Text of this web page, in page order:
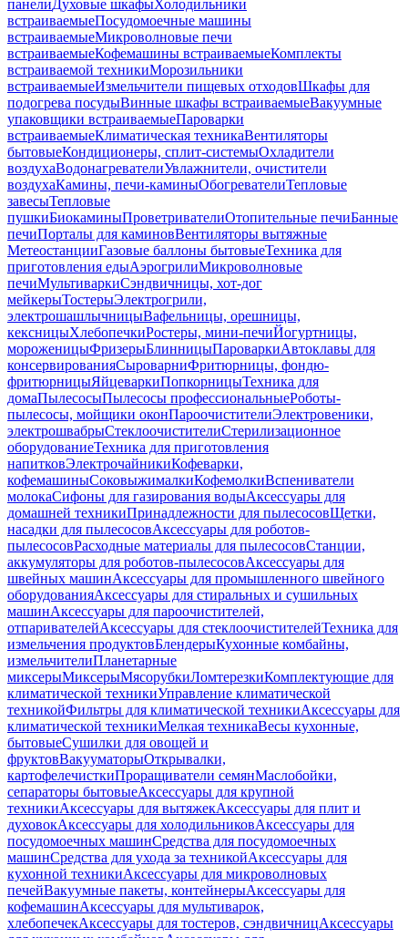
панелиДуховые шкафыХолодильники
встраиваемыеПосудомоечные машины
встраиваемыеМикроволновые печи
встраиваемыеКофемашины встраиваемыеКомплекты
встраиваемой техникиМорозильники
встраиваемыеИзмельчители пищевых отходовШкафы для
подогрева посудыВинные шкафы встраиваемыеВакуумные
упаковщики встраиваемыеПароварки
встраиваемыеКлиматическая техникаВентиляторы
бытовыеКондиционеры, сплит-системыОхладители
воздухаВодонагревателиУвлажнители, очистители
воздухаКамины, печи-каминыОбогревателиТепловые
завесыТепловые
пушкиБиокаминыПроветривателиОтопительные печиБанные
печиПорталы для каминовВентиляторы вытяжные
МетеостанцииГазовые баллоны бытовыеТехника для
приготовления едыАэрогрилиМикроволновые
печиМультиваркиСэндвичницы, хот-дог
мейкерыТостерыЭлектрогрили,
электрошашлычницыВафельницы, орешницы,
кексницыХлебопечкиРостеры, мини-печиЙогуртницы,
мороженицыФризерыБлинницыПароваркиАвтоклавы для
консервированияСыроварниФритюрницы, фондю-
фритюрницыЯйцеваркиПопкорницыТехника для
домаПылесосыПылесосы профессиональныеРоботы-
пылесосы, мойщики оконПароочистителиЭлектровеники,
электрошвабрыСтеклоочистителиСтерилизационное
оборудованиеТехника для приготовления
напитковЭлектрочайникиКофеварки,
кофемашиныСоковыжималкиКофемолкиВспениватели
молокаСифоны для газирования водыАксессуары для
домашней техникиПринадлежности для пылесосовЩетки,
насадки для пылесосовАксессуары для роботов-
пылесосовРасходные материалы для пылесосовСтанции,
аккумуляторы для роботов-пылесосовАксессуары для
швейных машинАксессуары для промышленного швейного
оборудованияАксессуары для стиральных и сушильных
машинАксессуары для пароочистителей,
отпаривателейАксессуары для стеклоочистителейТехника для
измельчения продуктовБлендерыКухонные комбайны,
измельчителиПланетарные
миксерыМиксерыМясорубкиЛомтерезкиКомплектующие для
климатической техникиУправление климатической
техникойФильтры для климатической техникиАксессуары для
климатической техникиМелкая техникаВесы кухонные,
бытовыеСушилки для овощей и
фруктовВакууматорыОткрывалки,
картофелечисткиПроращиватели семянМаслобойки,
сепараторы бытовыеАксессуары для крупной
техникиАксессуары для вытяжекАксессуары для плит и
духовокАксессуары для холодильниковАксессуары для
посудомоечных машинСредства для посудомоечных
машинСредства для ухода за техникойАксессуары для
кухонной техникиАксессуары для микроволновых
печейВакуумные пакеты, контейнерыАксессуары для
кофемашинАксессуары для мультиварок,
хлебопечекАксессуары для тостеров, сэндвичницАксессуары